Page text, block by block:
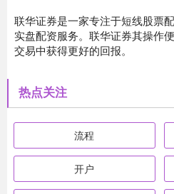
联华证券是一家专注于短线股票
实盘配资服务。联华证券其操作
交易中获得更好的回报。
热点关注
流程
开户